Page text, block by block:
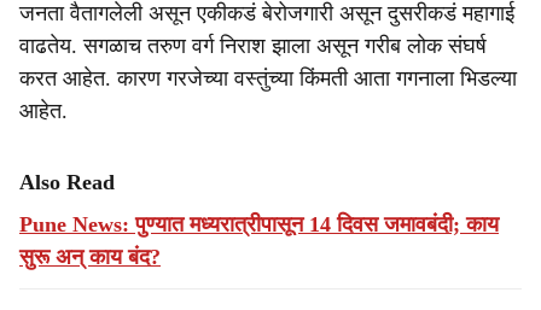
जनता वैतागलेली असून एकीकडं बेरोजगारी असून दुसरीकडं महागाई
वाढतेय. सगळाच तरुण वर्ग निराश झाला असून गरीब लोक संघर्ष
करत आहेत. कारण गरजेच्या वस्तुंच्या किंमती आता गगनाला भिडल्या
आहेत.
Also Read
Pune News: पुण्यात मध्यरात्रीपासून 14 दिवस जमावबंदी; काय
सुरू अन् काय बंद?